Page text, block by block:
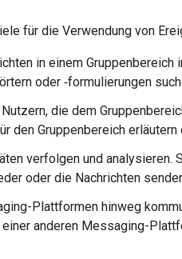
für die Verwendung von
in einem Gruppenbereich
oder ‑formulierungen
die dem
den Gruppenbereich
verfolgen und
oder die Nachrichten
Plattformen hinweg
anderen Messaging-